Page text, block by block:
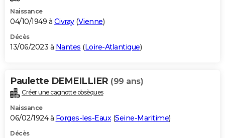
Dictionnaire
Biographies
Citations
Expressions
Proverbes
PROGRAMME TV
S'inscrire
Se connecter
Lycées
Collèges
Primaires
Universités
Entreprises
Service militaire
Avis de recherche
AVIS DE DÉCÈS
Bricolage
Lifestyle
Culture
Sport
Auto
Television
Voyage
Cinema
Naissance
04/10/1949 à Civray(Vienne)
Décès
13/06/2023 à Nantes (Loire-Atlantique)
Paulette DEMEILLIER (99 ans)
Créer une cagnotte obsèques
Naissance
06/02/1924 à Forges-les-Eaux(Seine-Maritime)
Décès